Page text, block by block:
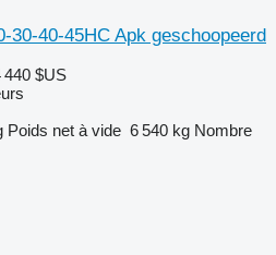
30-40-45HC Apk geschoopeerd
440 $US
Poids net à vide 6 540 kg Nombre